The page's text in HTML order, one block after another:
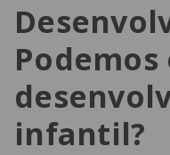
infantil?